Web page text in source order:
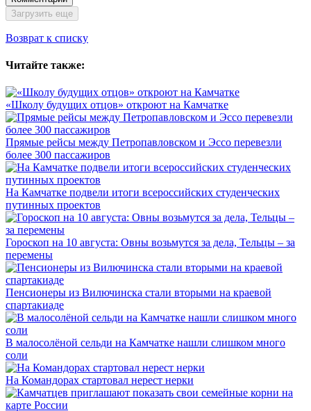
Загрузить еще
Возврат к списку
Читайте также:
«Школу будущих отцов» откроют на Камчатке
Прямые рейсы между Петропавловском и Эссо перевезли
более 300 пассажиров
На Камчатке подвели итоги всероссийских студенческих
путинных проектов
Гороскоп на 10 августа: Овны возьмутся за дела, Тельцы – за
перемены
Пенсионеры из Вилючинска стали вторыми на краевой
спартакиаде
В малосолёной сельди на Камчатке нашли слишком много
соли
На Командорах стартовал нерест нерки